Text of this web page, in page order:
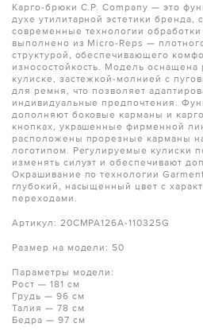
Карго-брюки C.P. Company — это
духе утилитарной эстетики бренда,
современные технологии
выполнено из Micro-Reps —
структурой, обеспечивающего
износостойкость. Модель
кулиске, застежкой-молнией с
для ремня, что позволяет
индивидуальные предпочтения.
дополняют боковые карманы и
кнопках, украшенные фирменной
расположены прорезные карманы
логотипом. Регулируемые кулиски
изменять силуэт и обеспечивают
Окрашивание по технологии
глубокий, насыщенный цвет с
переходами.
Артикул: 20CMPA126A-110325G
Размер на модели: 50
Параметры модели:
Рост — 181 см
Грудь — 96 см
Талия — 78 см
Бедра — 97 см